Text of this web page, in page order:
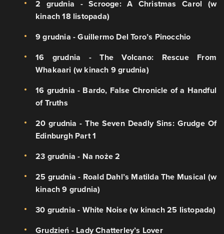
2 grudnia - Scrooge: A Christmas Carol (w
kinach 18 listopada)
9 grudnia - Guillermo Del Toro’s Pinocchio
16 grudnia - The Volcano: Rescue From
Whakaari (w kinach 9 grudnia)
16 grudnia - Bardo, False Chronicle of a Handful
of Truths
20 grudnia - The Seven Deadly Sins: Grudge Of
Edinburgh Part 1
23 grudnia - Na noże 2
25 grudnia - Roald Dahl’s Matilda The Musical (w
kinach 9 grudnia)
30 grudnia - White Noise (w kinach 25 listopada)
Grudzień - Lady Chatterley’s Lover